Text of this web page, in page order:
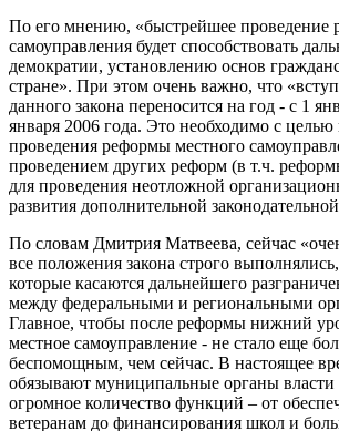
По его мнению, «быстрейшее проведение
самоуправления будет способствовать
демократии, установлению основ
стране». При этом очень важно, что
данного закона переносится на год - с 1
января 2006 года. Это необходимо с
проведения реформы местного
проведением других реформ (в т.ч.
для проведения неотложной
развития дополнительной
По словам Дмитрия Матвеева, сейчас
все положения закона строго
которые касаются дальнейшего
между федеральными и региональными
Главное, чтобы после реформы нижний
местное самоуправление - не стало еще
беспомощным, чем сейчас. В настоящее
обязывают муниципальные органы власти
огромное количество функций – от
ветеранам до финансирования школ и